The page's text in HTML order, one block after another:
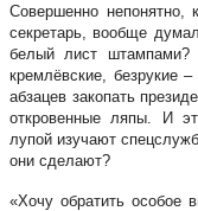
Совершенно непонятно,
секретарь, вообще
белый лист штампами?
кремлёвские, безрукие
абзацев закопать
откровенные ляпы. И
лупой изучают
они сделают?
«Хочу обратить особое